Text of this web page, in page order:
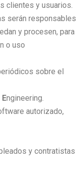
clientes y usuarios.
serán responsables
y procesen, para
o uso
sobre el
Engineering.
autorizado,
y contratistas